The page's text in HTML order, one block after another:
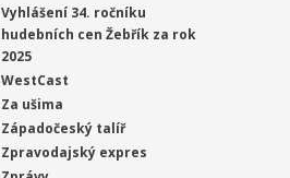
Vyhlášení 34. ročníku
hudebních cen Žebřík za rok
2025
WestCast
Za ušima
Západočeský talíř
Zpravodajský expres